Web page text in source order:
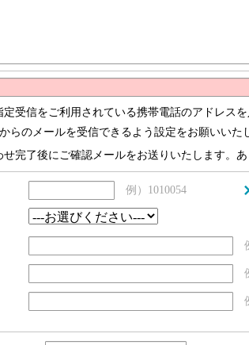
受信をご利用されている携帯電話のアドレスを
からのメールを受信できるよう設定をお願いいた
完了後にご確認メールをお送りいたします。あ
例）1010054